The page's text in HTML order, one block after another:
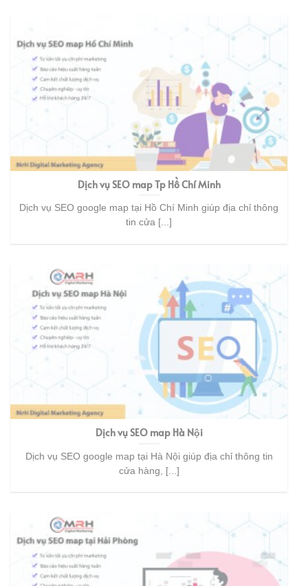
Dịch vụ SEO map Tp Hồ Chí Minh
Dịch vụ SEO google map tại Hồ Chí Minh giúp địa chỉ thông
tin cửa [...]
Dịch vụ SEO map Hà Nội
Dịch vụ SEO google map tại Hà Nội giúp địa chỉ thông tin
cửa hàng, [...]